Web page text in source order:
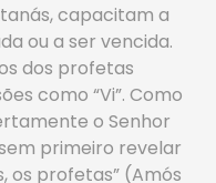
capacitam a
ou a ser vencida.
dos profetas
como “Vi”. Como
o Senhor
primeiro revelar
os profetas” (Amós